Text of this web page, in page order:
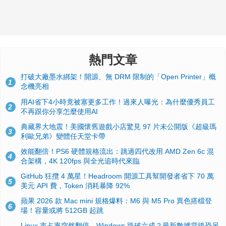
熱門文章
1
打破大廠墨水綁架！開源、無 DRM 限制的「Open Printer」概
念機亮相
2
用AI省下4小時竟被塞更多工作！過來人曝光：為什麼優秀員工
不再跟你分享怎麼使用AI
3
典藏界大地震！美國懷舊遊戲小店驚見 97 片未公開版《超級瑪
利歐兄弟》變體任天堂卡帶
4
效能翻倍！PS6 硬體規格流出：跳過四代改用 AMD Zen 6c 混
合架構，4K 120fps 與全光追時代來臨
5
GitHub 狂攬 4 萬星！Headroom 開源工具幫開發者省下 70 萬
美元 API 費，Token 消耗暴降 92%
6
蘋果 2026 款 Mac mini 規格爆料：M6 與 M5 Pro 異色搭檔登
場！容量或將 512GB 起跳